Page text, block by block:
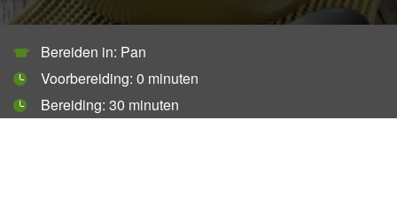
Bereiden in: Pan
Voorbereiding: 0 minuten
Bereiding: 30 minuten